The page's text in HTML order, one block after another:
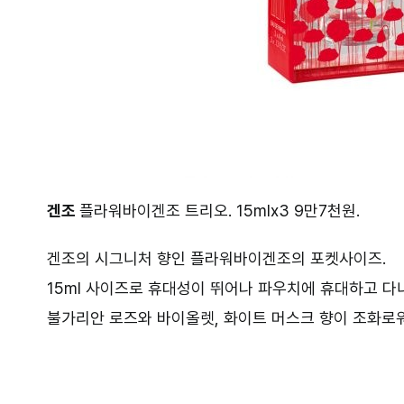
겐조 플라워바이겐조 트리오. 15mlx3 9만7천원.
겐조의 시그니처 향인 플라워바이겐조의 포켓사이즈.
15ml 사이즈로 휴대성이 뛰어나 파우치에 휴대하고 다
불가리안 로즈와 바이올렛, 화이트 머스크 향이 조화로